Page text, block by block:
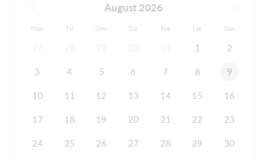
August 2026
Man Tir Ons Tor Fre Lør Søn
1 2
3 4 5 6 7 8 9
10 11 12 13 14 15 16
17 18 19 20 21 22 23
24 25 26 27 28 29 30